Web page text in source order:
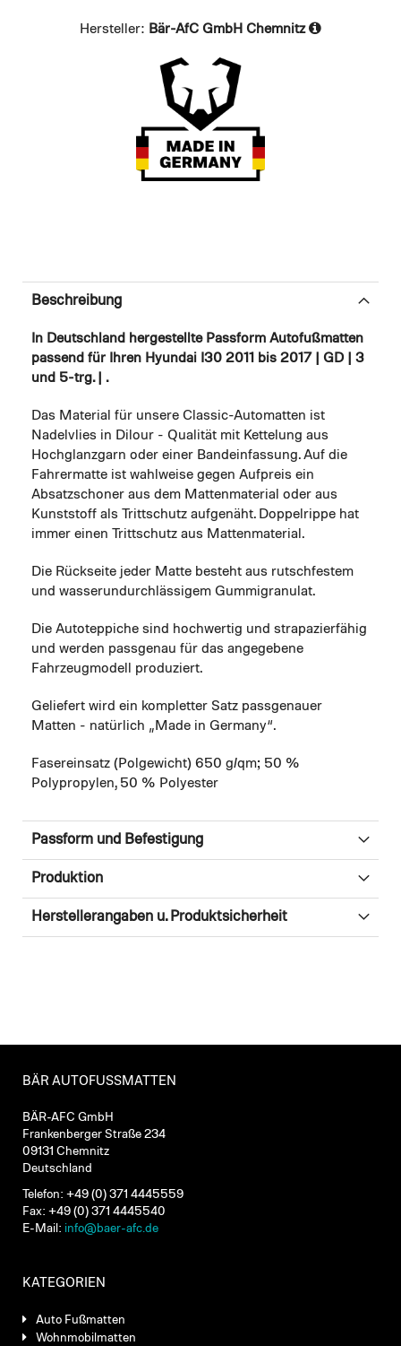
Hersteller: Bär-AfC GmbH Chemnitz
Beschreibung
In Deutschland hergestellte Passform Autofußmatten
passend für Ihren Hyundai I30 2011 bis 2017 | GD | 3
und 5-trg. | .
Das Material für unsere Classic-Automatten ist
Nadelvlies in Dilour - Qualität mit Kettelung aus
Hochglanzgarn oder einer Bandeinfassung. Auf die
Fahrermatte ist wahlweise gegen Aufpreis ein
Absatzschoner aus dem Mattenmaterial oder aus
Kunststoff als Trittschutz aufgenäht. Doppelrippe hat
immer einen Trittschutz aus Mattenmaterial.
Die Rückseite jeder Matte besteht aus rutschfestem
und wasserundurchlässigem Gummigranulat.
Die Autoteppiche sind hochwertig und strapazierfähig
und werden passgenau für das angegebene
Fahrzeugmodell produziert.
Geliefert wird ein kompletter Satz passgenauer
Matten - natürlich „Made in Germany“.
Fasereinsatz (Polgewicht) 650 g/qm; 50 %
Polypropylen, 50 % Polyester
Passform und Befestigung
Produktion
Herstellerangaben u. Produktsicherheit
BÄR AUTOFUSSMATTEN
BÄR-AFC GmbH
Frankenberger Straße 234
09131 Chemnitz
Deutschland
Telefon: +49 (0) 371 4445559
Fax: +49 (0) 371 4445540
E-Mail: info@baer-afc.de
KATEGORIEN
Auto Fußmatten
Wohnmobilmatten